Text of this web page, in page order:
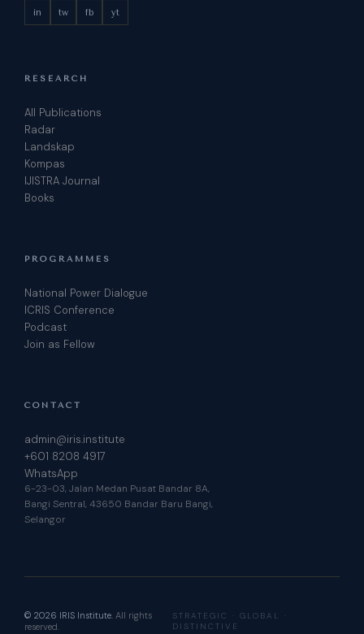
in tw fb yt
RESEARCH
All Publications
Radar
Landskap
Kompas
IJISTRA Journal
Books
PROGRAMMES
National Power Dialogue
ICRIS Conference
Podcast
Join as Fellow
CONTACT
admin@iris.institute
+601 8208 4917
WhatsApp
6-23-03, Jalan Medan Pusat Bandar 8A,
Bangi Sentral, 43650 Bandar Baru Bangi,
Selangor
© 2026 IRIS Institute. All rights
reserved.
STRATEGIC · GLOBAL ·
DISTINCTIVE